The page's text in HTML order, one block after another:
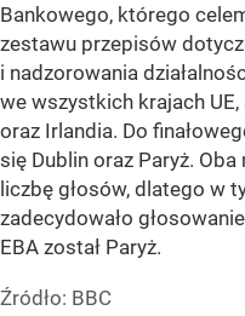
Bankowego, którego
zestawu przepisów
i nadzorowania
we wszystkich krajach UE,
oraz Irlandia. Do
się Dublin oraz Paryż.
liczbę głosów, dlatego w
zadecydowało
EBA został Paryż.
Źródło: BBC